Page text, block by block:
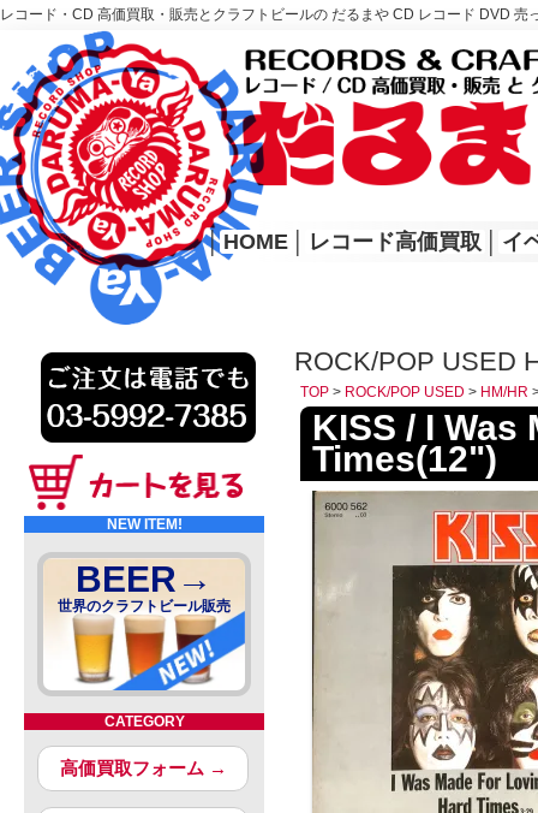
レコード・CD 高価買取・販売とクラフトビールの だるまや CD レコード DVD
レコード高価買取はこちら
HOME
│ HOME レコード高価買取 イ
NEW ITEM!
BEER→
世界のクラフトビール販売
CATEGORY
高価買取フォーム →
ROCK/POP USED
TOP > ROCK/POP USED > HM/HR
KISS / I Was
Times(12")